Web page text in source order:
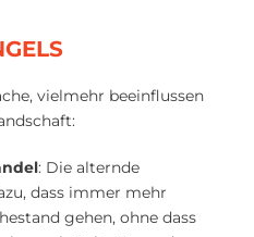
vielmehr beeinflussen
: Die alternde
dass immer mehr
gehen, ohne dass